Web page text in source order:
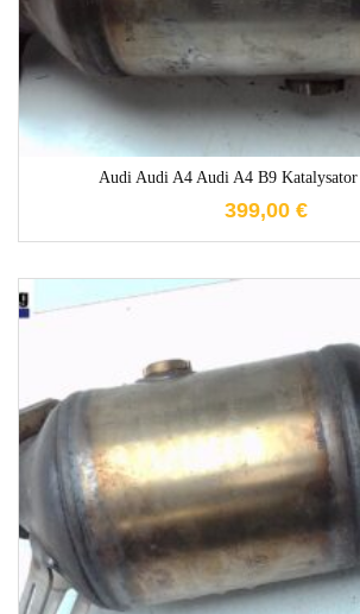
Audi Audi A4 Audi A4 B9
399,00 €
1-3 Werktage